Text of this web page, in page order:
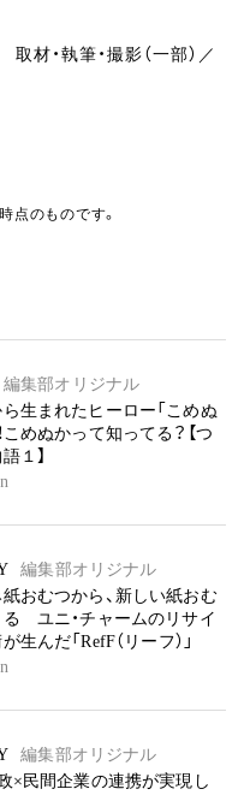
材・執筆・撮影（一部）／
点のものです。
編集部オリジナル
生まれたヒーロー「こめぬ
こめぬかって知ってる？【つ
１】
編集部オリジナル
おむつから、新しい紙おむ
ユニ・チャームのリサイ
生んだ「RefF（リーフ）」
編集部オリジナル
×民間企業の連携が実現し